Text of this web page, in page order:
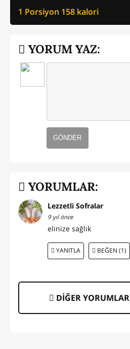
1 Porsiyon 158 kalori
YORUM YAZ:
GÖNDER
YORUMLAR:
Lezzetli Sofralar
9 yıl önce
elinize sağlık
YANITLA BEĞEN (1)
DİĞER